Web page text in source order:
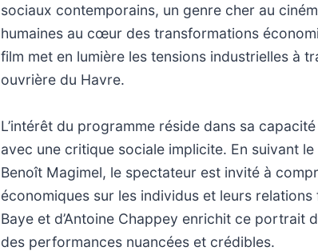
sociaux contemporains, un genre cher au
humaines au cœur des transformations
film met en lumière les tensions industrielles à
ouvrière du Havre.
L’intérêt du programme réside dans sa
avec une critique sociale implicite. En suivant
Benoît Magimel, le spectateur est invité à
économiques sur les individus et leurs
Baye et d’Antoine Chappey enrichit ce portrait
des performances nuancées et crédibles.